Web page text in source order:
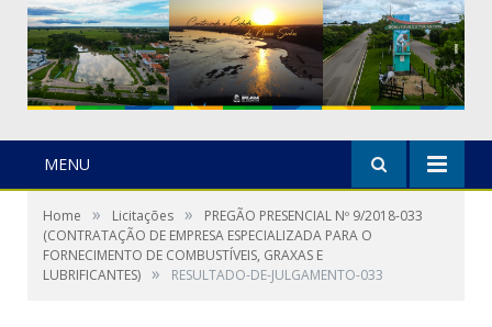
MENU
Home » Licitações »
PREGÃO PRESENCIAL Nº 9/2018-033
(CONTRATAÇÃO DE EMPRESA ESPECIALIZADA PARA O
FORNECIMENTO DE COMBUSTÍVEIS, GRAXAS E
LUBRIFICANTES) » RESULTADO-DE-JULGAMENTO-033